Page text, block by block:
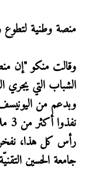
منصة وطنية لتطوع
وقالت منكو "إن
الشباب التي يجري
رأس كل هذا،
جامعة الحسين التقنيّة